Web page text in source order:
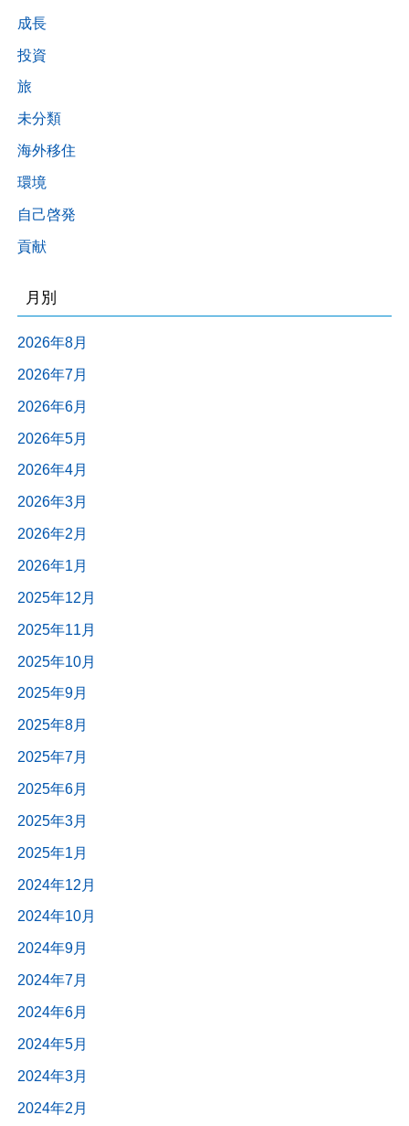
成長
投資
旅
未分類
海外移住
環境
自己啓発
貢献
月別
2026年8月
2026年7月
2026年6月
2026年5月
2026年4月
2026年3月
2026年2月
2026年1月
2025年12月
2025年11月
2025年10月
2025年9月
2025年8月
2025年7月
2025年6月
2025年3月
2025年1月
2024年12月
2024年10月
2024年9月
2024年7月
2024年6月
2024年5月
2024年3月
2024年2月